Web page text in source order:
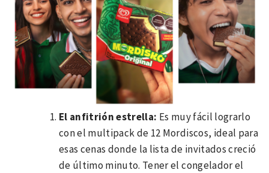
El anfitrión estrella: Es muy fácil lograrlo
con el multipack de 12 Mordiscos, ideal para
esas cenas donde la lista de invitados creció
de último minuto. Tener el congelador el